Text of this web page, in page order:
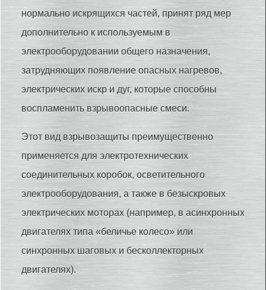
нормально искрящихся частей, принят ряд мер
дополнительно к используемым в
электрооборудовании общего назначения,
затрудняющих появление опасных нагревов,
электрических искр и дуг, которые способны
воспламенить взрывоопасные смеси.
Этот вид взрывозащиты преимущественно
применяется для электротехнических
соединительных коробок, осветительного
электрооборудования, а также в безыскровых
электрических моторах (например, в асинхронных
двигателях типа «беличье колесо» или
синхронных шаговых и бесколлекторных
двигателях).